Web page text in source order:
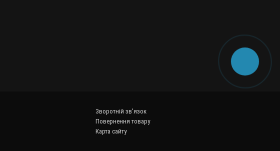
Зворотній зв'язок
Повернення товару
Карта сайту